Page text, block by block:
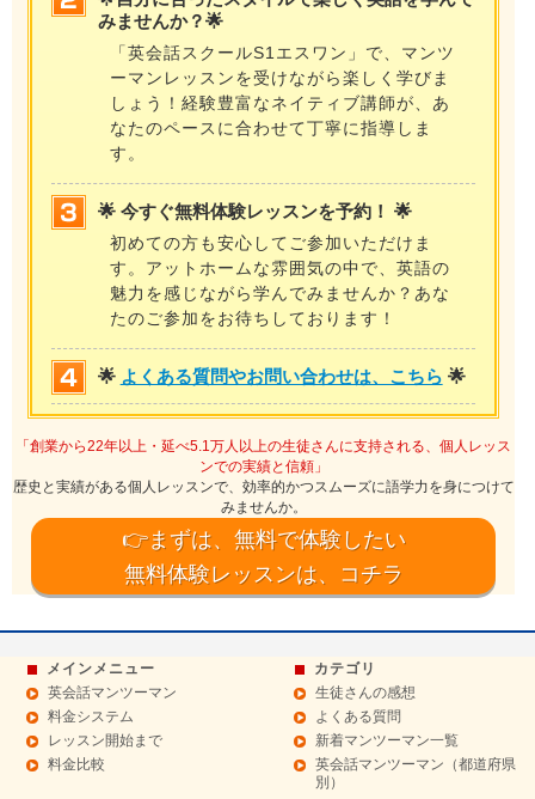
みませんか？🌟
「英会話スクールS1エスワン」で、マンツ
ーマンレッスンを受けながら楽しく学びま
しょう！経験豊富なネイティブ講師が、あ
なたのペースに合わせて丁寧に指導しま
す。
🌟 今すぐ無料体験レッスンを予約！ 🌟
初めての方も安心してご参加いただけま
す。アットホームな雰囲気の中で、英語の
魅力を感じながら学んでみませんか？あな
たのご参加をお待ちしております！
🌟 よくある質問やお問い合わせは、こちら 🌟
「創業から22年以上・延べ5.1万人以上の生徒さんに支持される、個人レッス
ンでの実績と信頼」
歴史と実績がある個人レッスンで、効率的かつスムーズに語学力を身につけて
みませんか。
👉まずは、無料で体験したい
無料体験レッスンは、コチラ
メインメニュー
英会話マンツーマン
料金システム
レッスン開始まで
料金比較
カテゴリ
生徒さんの感想
よくある質問
新着マンツーマン一覧
英会話マンツーマン（都道府県
別）